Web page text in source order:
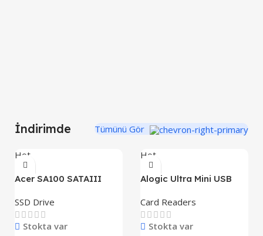
İndirimde Tümünü Gör
Hot
Acer SA100 SATAIII
SSD Drive
Stokta var
Hot
Alogic Ultra Mini USB
Card Readers
Stokta var